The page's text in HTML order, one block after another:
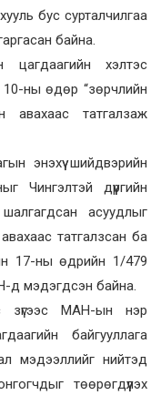
бус сурталчилгаа
байна.
цагдаагийн хэлтэс
ны өдөр “зөрчлийн
авахаас татгалзаж
энэхүү шийдвэрийн
Чингэлтэй дүүргийн
асуудлыг
татгалзсан ба
17-ны өдрийн 1/479
д мэдэгдсэн байна.
МАН-ын нэр
байгууллага
мэдээллийг нийтэд
төөрөгдүүлэх